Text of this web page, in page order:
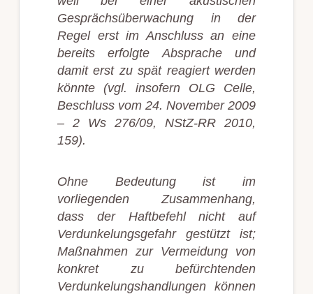
Gesprächsüberwachung in der
Regel erst im Anschluss an eine
bereits erfolgte Absprache und
damit erst zu spät reagiert werden
könnte (vgl. insofern OLG Celle,
Beschluss vom 24. November 2009
– 2 Ws 276/09, NStZ-RR 2010,
159).
Ohne Bedeutung ist im
vorliegenden Zusammenhang,
dass der Haftbefehl nicht auf
Verdunkelungsgefahr gestützt ist;
Maßnahmen zur Vermeidung von
konkret zu befürchtenden
Verdunkelungshandlungen können